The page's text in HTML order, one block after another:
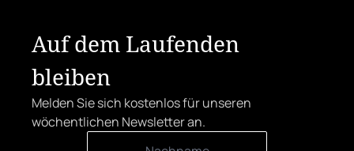
Auf dem Laufenden
bleiben
Melden Sie sich kostenlos für unseren
wöchentlichen Newsletter an.